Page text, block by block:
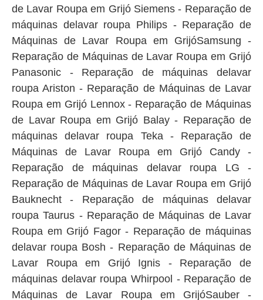
de Lavar Roupa em Grijó Siemens - Reparação de
máquinas delavar roupa Philips - Reparação de
Máquinas de Lavar Roupa em GrijóSamsung -
Reparação de Máquinas de Lavar Roupa em Grijó
Panasonic - Reparação de máquinas delavar
roupa Ariston - Reparação de Máquinas de Lavar
Roupa em Grijó Lennox - Reparação de Máquinas
de Lavar Roupa em Grijó Balay - Reparação de
máquinas delavar roupa Teka - Reparação de
Máquinas de Lavar Roupa em Grijó Candy -
Reparação de máquinas delavar roupa LG -
Reparação de Máquinas de Lavar Roupa em Grijó
Bauknecht - Reparação de máquinas delavar
roupa Taurus - Reparação de Máquinas de Lavar
Roupa em Grijó Fagor - Reparação de máquinas
delavar roupa Bosh - Reparação de Máquinas de
Lavar Roupa em Grijó Ignis - Reparação de
máquinas delavar roupa Whirpool - Reparação de
Máquinas de Lavar Roupa em GrijóSauber -